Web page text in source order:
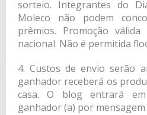
sorteio. Integrantes do
Moleco não podem
prêmios. Promoção
nacional. Não é permitida
4. Custos de envio serão
ganhador receberá os
casa. O blog entrará
ganhador (a) por